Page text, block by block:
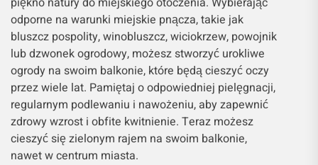
odporne na warunki miejskie pnącza, takie jak
bluszcz pospolity, winobluszcz, wiciokrzew, powojnik
lub dzwonek ogrodowy, możesz stworzyć urokliwe
ogrody na swoim balkonie, które będą cieszyć oczy
przez wiele lat. Pamiętaj o odpowiedniej pielęgnacji,
regularnym podlewaniu i nawożeniu, aby zapewnić
zdrowy wzrost i obfite kwitnienie. Teraz możesz
cieszyć się zielonym rajem na swoim balkonie,
nawet w centrum miasta.